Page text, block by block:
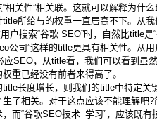
相关性”相关联。这就可以解释为什
所给与的权重一直居高不下。从
户搜索“谷歌 SEO”时，自然比title
公司”这样的title更具有相关性。从
应SEO，从title看，我们可以看到虽
重已经没有前者来得高了。
长度增长，则我们的title中特定关
了相关。对于这点应该不能理解吧?
而“谷歌SEO技术_学习”，应该既